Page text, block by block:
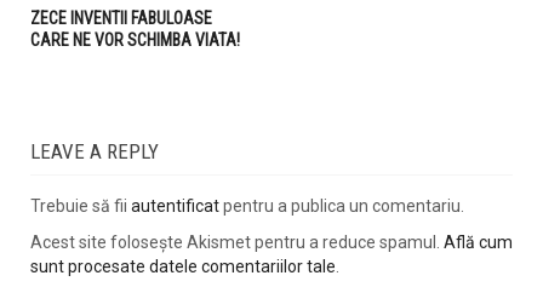
ZECE INVENTII FABULOASE
CARE NE VOR SCHIMBA VIATA!
LEAVE A REPLY
Trebuie să fii autentificatpentru a publica un comentariu.
Acest site folosește Akismet pentru a reduce spamul. Află cum
sunt procesate datele comentariilor tale